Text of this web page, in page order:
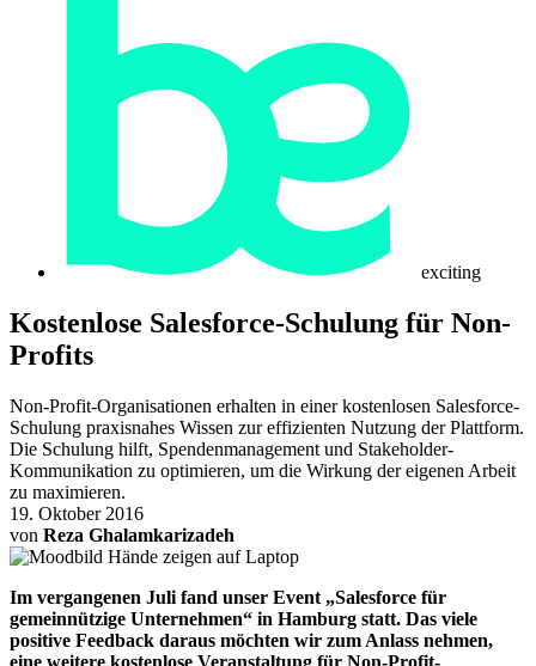
exciting
Kostenlose Salesforce-Schulung für Non-
Profits
Non-Profit-Organisationen erhalten in einer kostenlosen Salesforce-
Schulung praxisnahes Wissen zur effizienten Nutzung der Plattform.
Die Schulung hilft, Spendenmanagement und Stakeholder-
Kommunikation zu optimieren, um die Wirkung der eigenen Arbeit
zu maximieren.
19. Oktober 2016
von Reza Ghalamkarizadeh
Im vergangenen Juli fand unser Event „Salesforce für
gemeinnützige Unternehmen“ in Hamburg statt. Das viele
positive Feedback daraus möchten wir zum Anlass nehmen,
eine weitere kostenlose Veranstaltung für Non-Profit-